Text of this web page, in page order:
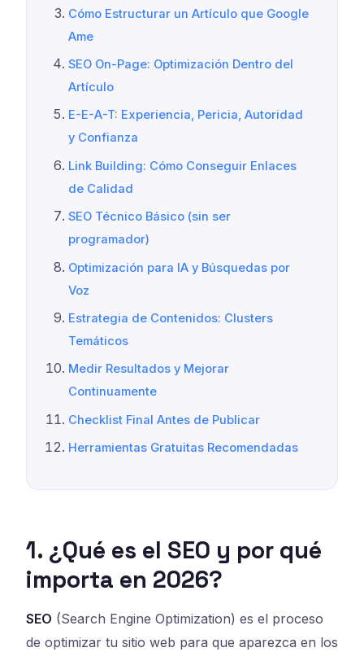
Cómo Estructurar un Artículo que Google
Ame
SEO On-Page: Optimización Dentro del
Artículo
E-E-A-T: Experiencia, Pericia, Autoridad
y Confianza
Link Building: Cómo Conseguir Enlaces
de Calidad
SEO Técnico Básico (sin ser
programador)
Optimización para IA y Búsquedas por
Voz
Estrategia de Contenidos: Clusters
Temáticos
Medir Resultados y Mejorar
Continuamente
Checklist Final Antes de Publicar
Herramientas Gratuitas Recomendadas
1. ¿Qué es el SEO y por qué
importa en 2026?
SEO (Search Engine Optimization) es el proceso
de optimizar tu sitio web para que aparezca en los